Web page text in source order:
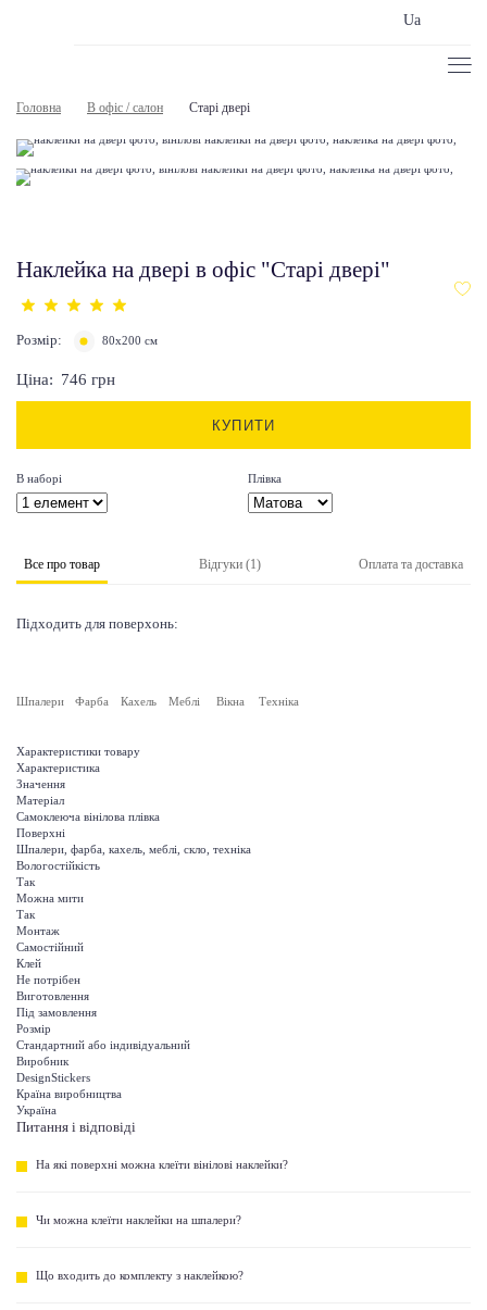
Ua
Головна В офіс / салон Старі двері
Наклейка на двері в офіс "Старі двері"
Розмір: 80х200 см
Ціна: 746 грн
КУПИТИ
В наборі Плівка
Все про товар Відгуки (1) Оплата та доставка
Підходить для поверхонь:
Шпалери Фарба Кахель Меблі Вікна Техніка
Характеристики товару
Характеристика
Значення
Матеріал
Самоклеюча вінілова плівка
Поверхні
Шпалери, фарба, кахель, меблі, скло, техніка
Вологостійкість
Так
Можна мити
Так
Монтаж
Самостійний
Клей
Не потрібен
Виготовлення
Під замовлення
Розмір
Стандартний або індивідуальний
Виробник
DesignStickers
Країна виробництва
Україна
Питання і відповіді
На які поверхні можна клеїти вінілові наклейки?
Чи можна клеїти наклейки на шпалери?
Що входить до комплекту з наклейкою?